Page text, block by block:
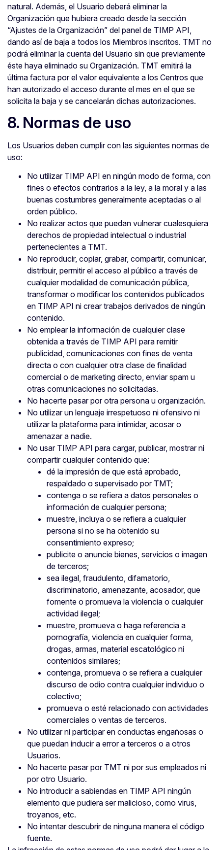
natural. Además, el Usuario deberá eliminar la
Organización que hubiera creado desde la sección
“Ajustes de la Organización” del panel de TIMP API,
dando así de baja a todos los Miembros inscritos. TMT no
podrá eliminar la cuenta del Usuario sin que previamente
éste haya eliminado su Organización. TMT emitirá la
última factura por el valor equivalente a los Centros que
han autorizado el acceso durante el mes en el que se
solicita la baja y se cancelarán dichas autorizaciones.
8. Normas de uso
Los Usuarios deben cumplir con las siguientes normas de
uso:
No utilizar TIMP API en ningún modo de forma, con
fines o efectos contrarios a la ley, a la moral y a las
buenas costumbres generalmente aceptadas o al
orden público.
No realizar actos que puedan vulnerar cualesquiera
derechos de propiedad intelectual o industrial
pertenecientes a TMT.
No reproducir, copiar, grabar, compartir, comunicar,
distribuir, permitir el acceso al público a través de
cualquier modalidad de comunicación pública,
transformar o modificar los contenidos publicados
en TIMP API ni crear trabajos derivados de ningún
contenido.
No emplear la información de cualquier clase
obtenida a través de TIMP API para remitir
publicidad, comunicaciones con fines de venta
directa o con cualquier otra clase de finalidad
comercial o de marketing directo, enviar spam u
otras comunicaciones no solicitadas.
No hacerte pasar por otra persona u organización.
No utilizar un lenguaje irrespetuoso ni ofensivo ni
utilizar la plataforma para intimidar, acosar o
amenazar a nadie.
No usar TIMP API para cargar, publicar, mostrar ni
compartir cualquier contenido que:
dé la impresión de que está aprobado,
respaldado o supervisado por TMT;
contenga o se refiera a datos personales o
información de cualquier persona;
muestre, incluya o se refiera a cualquier
persona si no se ha obtenido su
consentimiento expreso;
publicite o anuncie bienes, servicios o imagen
de terceros;
sea ilegal, fraudulento, difamatorio,
discriminatorio, amenazante, acosador, que
fomente o promueva la violencia o cualquier
actividad ilegal;
muestre, promueva o haga referencia a
pornografía, violencia en cualquier forma,
drogas, armas, material escatológico ni
contenidos similares;
contenga, promueva o se refiera a cualquier
discurso de odio contra cualquier individuo o
colectivo;
promueva o esté relacionado con actividades
comerciales o ventas de terceros.
No utilizar ni participar en conductas engañosas o
que puedan inducir a error a terceros o a otros
Usuarios.
No hacerte pasar por TMT ni por sus empleados ni
por otro Usuario.
No introducir a sabiendas en TIMP API ningún
elemento que pudiera ser malicioso, como virus,
troyanos, etc.
No intentar descubrir de ninguna manera el código
fuente.